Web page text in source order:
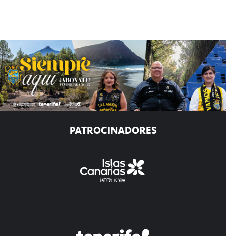
PATROCINADORES